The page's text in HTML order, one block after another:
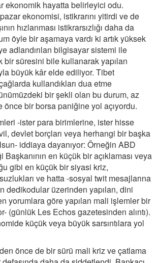
ekonomik hayatta belirleyici odu.
ekonomisi, istikrarını yitirdi ve de
hızlanması istikrarsızlığı daha da
öyle bir aşamaya vardı ki artık yüksek
adlandırılan bilgisayar sistemi ile
bir süresini bile kullanarak yapılan
büyük kâr elde ediliyor. Tibet
kullandıkları dua etme
bir şekli olan bu durum, az
önce bir borsa paniğine yol açıyordu.
-ister para birimlerine, ister hisse
devlet borçları veya herhangi bir başka
iddiaya dayanıyor: Örneğin ABD
en küçük bir açıklaması veya
gibi en küçük bir siyasi kriz,
ve hatta -sosyal twit mesajlarına
dedikodular üzerinden yapılan, dini
yorumlara göre yapılan mali işlemler bir
(günlük Les Echos gazetesinden alıntı).
küçük veya büyük sarsıntılara yol
önce de bir sürü mali kriz ve çatlama